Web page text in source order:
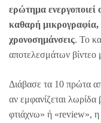
ερώτημα ενεργοποιεί
καθαρή μικρογραφία,
χρονοσημάνσεις. Το
αποτελεσμάτων
Διάβασε τα 10 πρώτα
αν εμφανίζεται
φτιάχνω» ή «review», η